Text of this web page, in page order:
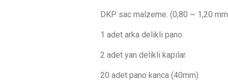
DKP sac malzeme. (0,80 ~ 1,20
1 adet arka delikli pano.
2 adet yan delikli kapılar.
20 adet pano kanca (40mm).